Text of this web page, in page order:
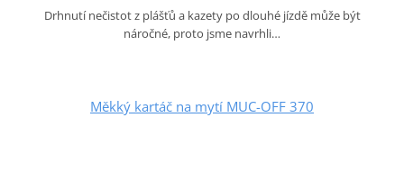
Drhnutí nečistot z plášťů a kazety po dlouhé jízdě může být
náročné, proto jsme navrhli…
Měkký kartáč na mytí MUC-OFF 370